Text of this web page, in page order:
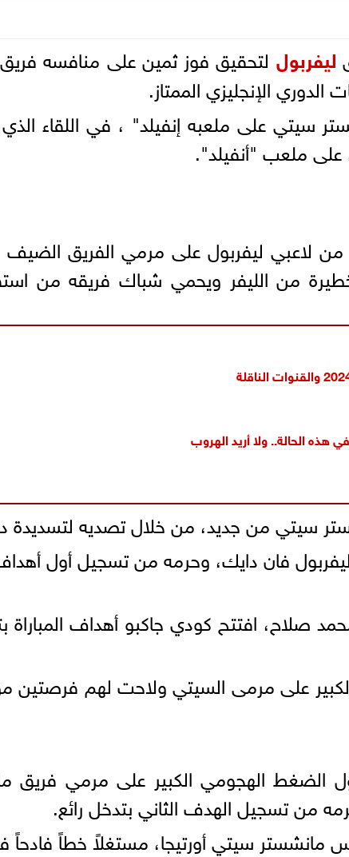
ليفربول لتحقيق فوز ثمين على منافسه فريق
الإنجليزي الممتاز.
سيتي على ملعبه إنفيلد" ، في اللقاء الذي
على ملعب "أنفيلد".
لاعبي ليفربول على مرمي الفريق الضيف
من الليفر ويحمي شباك فريقه من
هذه الحالة.. ولا أريد الهروب
سيتي من جديد، من خلال تصديه
فان دايك، وحرمه من تسجيل أول
من محمد صلاح، افتتح كودي جاكبو أهداف
على مرمى السيتي ولاحت لهم
الضغط الهجومي الكبير على مرمي فريق
من تسجيل الهدف الثاني بتدخل رائع.
مانشستر سيتي أورتيجا، مستغلاً خطاً